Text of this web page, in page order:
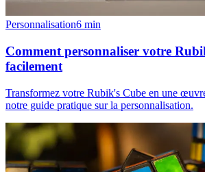
Personnalisation6 min
Comment personnaliser votre
facilement
Transformez votre Rubik's Cube en une
notre guide pratique sur la personnalisation.